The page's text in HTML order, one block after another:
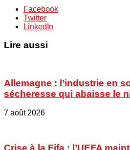
Facebook
Twitter
LinkedIn
Lire aussi
Allemagne : l’industrie en
sécheresse qui abaisse le
7 août 2026
Crise à la Fifa : l’UEFA